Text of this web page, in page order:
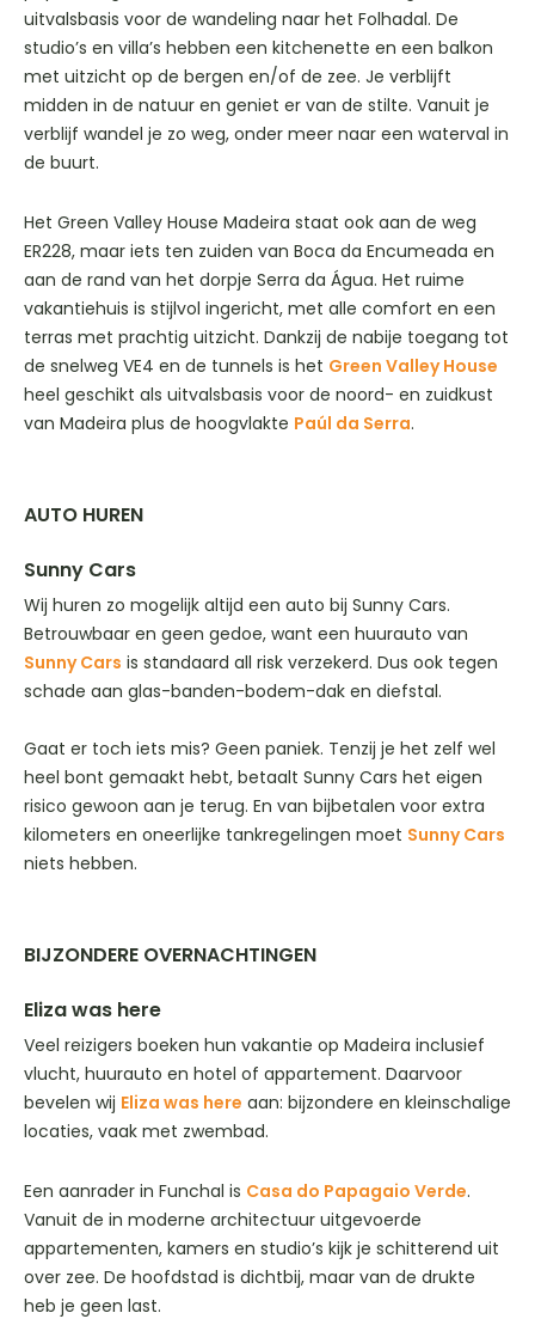
uitvalsbasis voor de wandeling naar het Folhadal. De
studio’s en villa’s hebben een kitchenette en een balkon
met uitzicht op de bergen en/of de zee. Je verblijft
midden in de natuur en geniet er van de stilte. Vanuit je
verblijf wandel je zo weg, onder meer naar een waterval in
de buurt.
Het Green Valley House Madeira staat ook aan de weg
ER228, maar iets ten zuiden van Boca da Encumeada en
aan de rand van het dorpje Serra da Água. Het ruime
vakantiehuis is stijlvol ingericht, met alle comfort en een
terras met prachtig uitzicht. Dankzij de nabije toegang tot
de snelweg VE4 en de tunnels is het Green Valley House
heel geschikt als uitvalsbasis voor de noord- en zuidkust
van Madeira plus de hoogvlakte Paúl da Serra.
AUTO HUREN
Sunny Cars
Wij huren zo mogelijk altijd een auto bij Sunny Cars.
Betrouwbaar en geen gedoe, want een huurauto van
Sunny Cars is standaard all risk verzekerd. Dus ook tegen
schade aan glas-banden-bodem-dak en diefstal.
Gaat er toch iets mis? Geen paniek. Tenzij je het zelf wel
heel bont gemaakt hebt, betaalt Sunny Cars het eigen
risico gewoon aan je terug. En van bijbetalen voor extra
kilometers en oneerlijke tankregelingen moet Sunny Cars
niets hebben.
BIJZONDERE OVERNACHTINGEN
Eliza was here
Veel reizigers boeken hun vakantie op Madeira inclusief
vlucht, huurauto en hotel of appartement. Daarvoor
bevelen wij Eliza was here aan: bijzondere en kleinschalige
locaties, vaak met zwembad.
Een aanrader in Funchal is Casa do Papagaio Verde.
Vanuit de in moderne architectuur uitgevoerde
appartementen, kamers en studio’s kijk je schitterend uit
over zee. De hoofdstad is dichtbij, maar van de drukte
heb je geen last.